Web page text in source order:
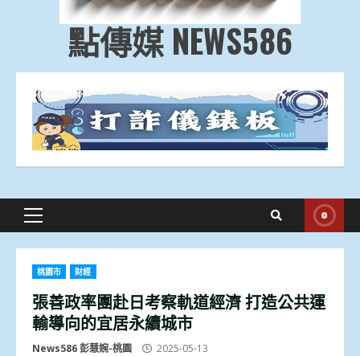
點傳媒 NEWS586
Primary
桃園市 財經
張善政率團赴日考察軌道經濟 打造公共運
輸導向的宜居永續城市
News586 彭慧婉-桃園 2025-05-13